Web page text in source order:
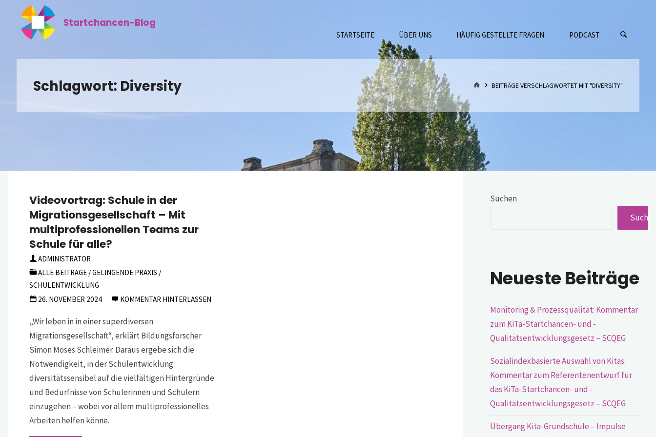
springen
Startchancen-Blog
STARTSEITE ÜBER UNS HÄUFIG GESTELLTE FRAGEN PODCAST
Schlagwort: Diversity STARTBEITRÄGE VERSCHLAGWORTET MIT "DIVERSITY"
Videovortrag: Schule in der
Migrationsgesellschaft – Mit
multiprofessionellen Teams zur
Schule für alle?
ADMINISTRATOR
ALLE BEITRÄGE /GELINGENDE PRAXIS /
SCHULENTWICKLUNG
26. NOVEMBER 2024
KOMMENTAR HINTERLASSEN
„Wir leben in in einer superdiversen
Migrationsgesellschaft“, erklärt Bildungsforscher
Simon Moses Schleimer. Daraus ergebe sich die
Notwendigkeit, in der Schulentwicklung
diversitätssensibel auf die vielfältigen Hintergründe
und Bedürfnisse von Schülerinnen und Schülern
einzugehen – wobei vor allem multiprofessionelles
Arbeiten helfen könne.
Suchen
Neueste Beiträge
Monitoring & Prozessqualität: Kommentar
zum KiTa-Startchancen- und -
Qualitätsentwicklungsgesetz – SCQEG
Sozialindexbasierte Auswahl von Kitas:
Kommentar zum Referentenentwurf für
das KiTa-Startchancen- und -
Qualitätsentwicklungsgesetz – SCQEG
Übergang Kita-Grundschule – Impulse